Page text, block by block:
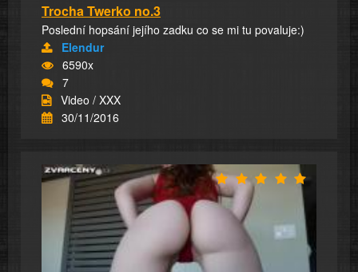
Trocha Twerko no.3
Poslední hopsání jejího zadku co se mi tu povaluje:)
Elendur
6590x
7
Video / XXX
30/11/2016